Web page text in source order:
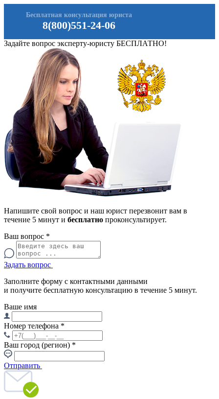
8(800)551-24-06
Бесплатная консультация юриста
Задайте вопрос эксперту-юристу БЕСПЛАТНО!
Напишите свой вопрос и наш юрист перезвонит вам в
течение 5 минут и бесплатно проконсультирует.
Ваш вопрос *
Задать вопрос
Заполните форму с контактными данными
и получите бесплатную консультацию в течение 5 минут.
Ваше имя
Номер телефона *
Ваш город (регион) *
Отправить